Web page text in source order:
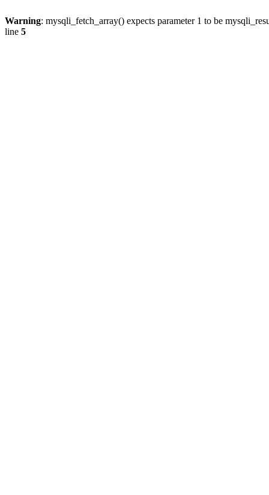
Warning: mysqli_fetch_array() expects parameter 1 to be
line 5